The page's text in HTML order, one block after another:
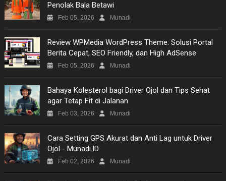
NEWS
MOVIES
TECH
MUSIC
PICTURES
SITEMAP
Penolak Bala Betawi
Feb 05, 2026 Munadi
Review WPMedia WordPress Theme: Solusi Portal
Berita Cepat, SEO Friendly, dan High AdSense
Feb 05, 2026 Munadi
Bahaya Kolesterol bagi Driver Ojol dan Tips Sehat
agar Tetap Fit di Jalanan
Feb 03, 2026 Munadi
​Cara Setting GPS Akurat dan Anti Lag untuk Driver
Ojol - Munadi.ID
Feb 02, 2026 Munadi